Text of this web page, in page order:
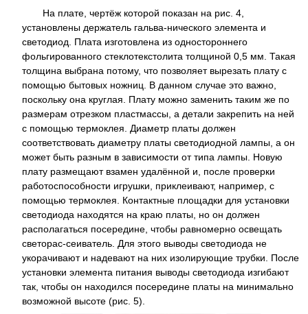
На плате, чертёж которой показан на рис. 4,
установлены держатель гальва-нического элемента и
светодиод. Плата изготовлена из одностороннего
фольгированного стеклотекстолита толщиной 0,5 мм. Такая
толщина выбрана потому, что позволяет вырезать плату с
помощью бытовых ножниц. В данном случае это важно,
поскольку она круглая. Плату можно заменить таким же по
размерам отрезком пластмассы, а детали закрепить на ней
с помощью термоклея. Диаметр платы должен
соответствовать диаметру платы светодиодной лампы, а он
может быть разным в зависимости от типа лампы. Новую
плату размещают взамен удалённой и, после проверки
работоспособности игрушки, приклеивают, например, с
помощью термоклея. Контактные площадки для установки
светодиода находятся на краю платы, но он должен
располагаться посередине, чтобы равномерно освещать
светорас-сеиватель. Для этого выводы светодиода не
укорачивают и надевают на них изолирующие трубки. После
установки элемента питания выводы светодиода изгибают
так, чтобы он находился посередине платы на минимально
возможной высоте (рис. 5).